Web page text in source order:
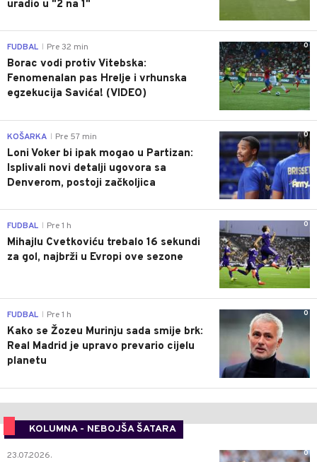
uradio u "2 na 1"
0
FUDBAL Pre 32 min
Borac vodi protiv Vitebska:
Fenomenalan pas Hrelje i vrhunska
egzekucija Savića! (VIDEO)
0
KOŠARKA Pre 57 min
Loni Voker bi ipak mogao u Partizan:
Isplivali novi detalji ugovora sa
Denverom, postoji začkoljica
0
FUDBAL Pre 1 h
Mihajlu Cvetkoviću trebalo 16 sekundi
za gol, najbrži u Evropi ove sezone
0
FUDBAL Pre 1 h
Kako se Žozeu Murinju sada smije brk:
Real Madrid je upravo prevario cijelu
planetu
KOLUMNA - NEBOJŠA ŠATARA
0
23.07.2026.